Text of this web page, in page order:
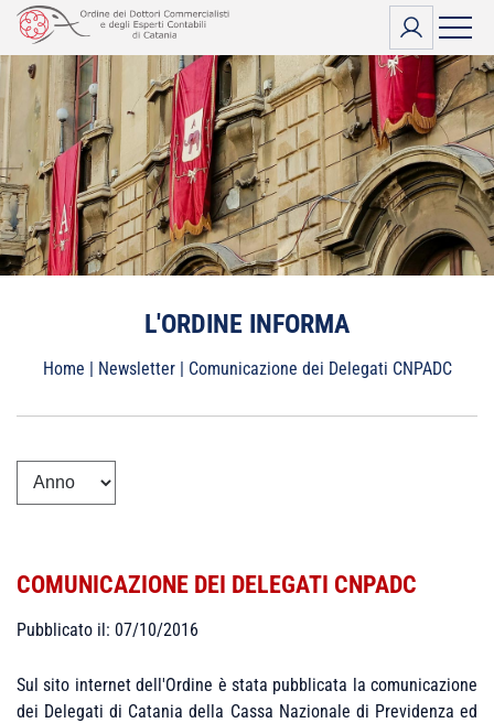
Vai
contenuto
L'ORDINE INFORMA
Home | Newsletter| Comunicazione dei Delegati CNPADC
COMUNICAZIONE DEI DELEGATI CNPADC
Pubblicato il: 07/10/2016
Sul sito internet dell'Ordine è stata pubblicata la comunicazione
dei Delegati di Catania della Cassa Nazionale di Previdenza ed